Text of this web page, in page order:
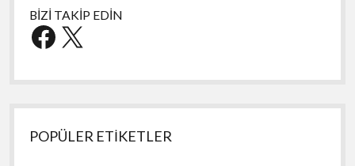
BİZİ TAKİP EDİN
Facebook
X
POPÜLER ETİKETLER